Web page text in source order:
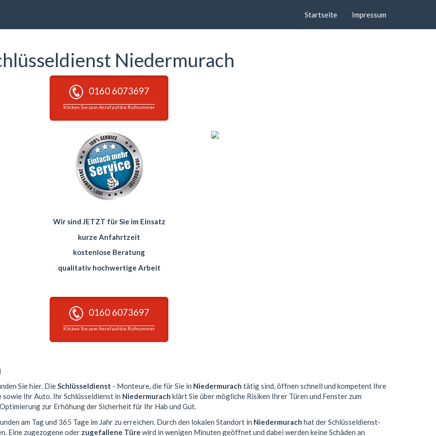
Startseite Impressum
Niedermurach
0160 6073697
Klicken Sie zum Anruf auf die Rufnummer
Wir sind JETZT für Sie im Einsatz
kurze Anfahrtzeit
kostenlose Beratung
qualitativ hochwertige Arbeit
0160 6073697
Klicken Sie zum Anruf auf die Rufnummer
Sie hier. DieSchlüsseldienst - Monteure, die für Sie in Niedermurach tätig sind, öffnen schnell und kompetent Ihre
sowie Ihr Auto. Ihr Schlüsseldienst in Niedermurach klärt Sie über mögliche Risiken Ihrer Türen und Fenster zum
zur Erhöhung der Sicherheit für Ihr Hab und Gut.
am Tag und 365 Tage im Jahr zu erreichen. Durch den lokalen Standort in Niedermurach hat der Schlüsseldienst-
Eine zugezogene oder zugefallene Türe wird in wenigen Minuten geöffnet und dabei werden keine Schäden an